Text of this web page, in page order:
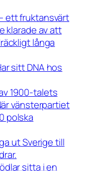
ett fruktansvärt
klarade av att
långa
sitt DNA hos
1900-talets
vänsterpartiet
polska
ut Sverige till
sitta i en